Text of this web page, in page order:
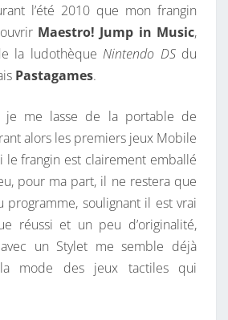
I
Q
U
E
:
M
A
E
S
T
R
O
l’été 2010 que mon frangin
Maestro! Jump in Music,
la ludothèque Nintendo DSdu
Pastagames.
je me lasse de la portable de
alors les premiers jeux Mobile
le frangin est clairement emballé
pour ma part, il ne restera que
programme, soulignant il est vrai
réussi et un peu d’originalité,
un Stylet me semble déjà
mode des jeux tactiles qui